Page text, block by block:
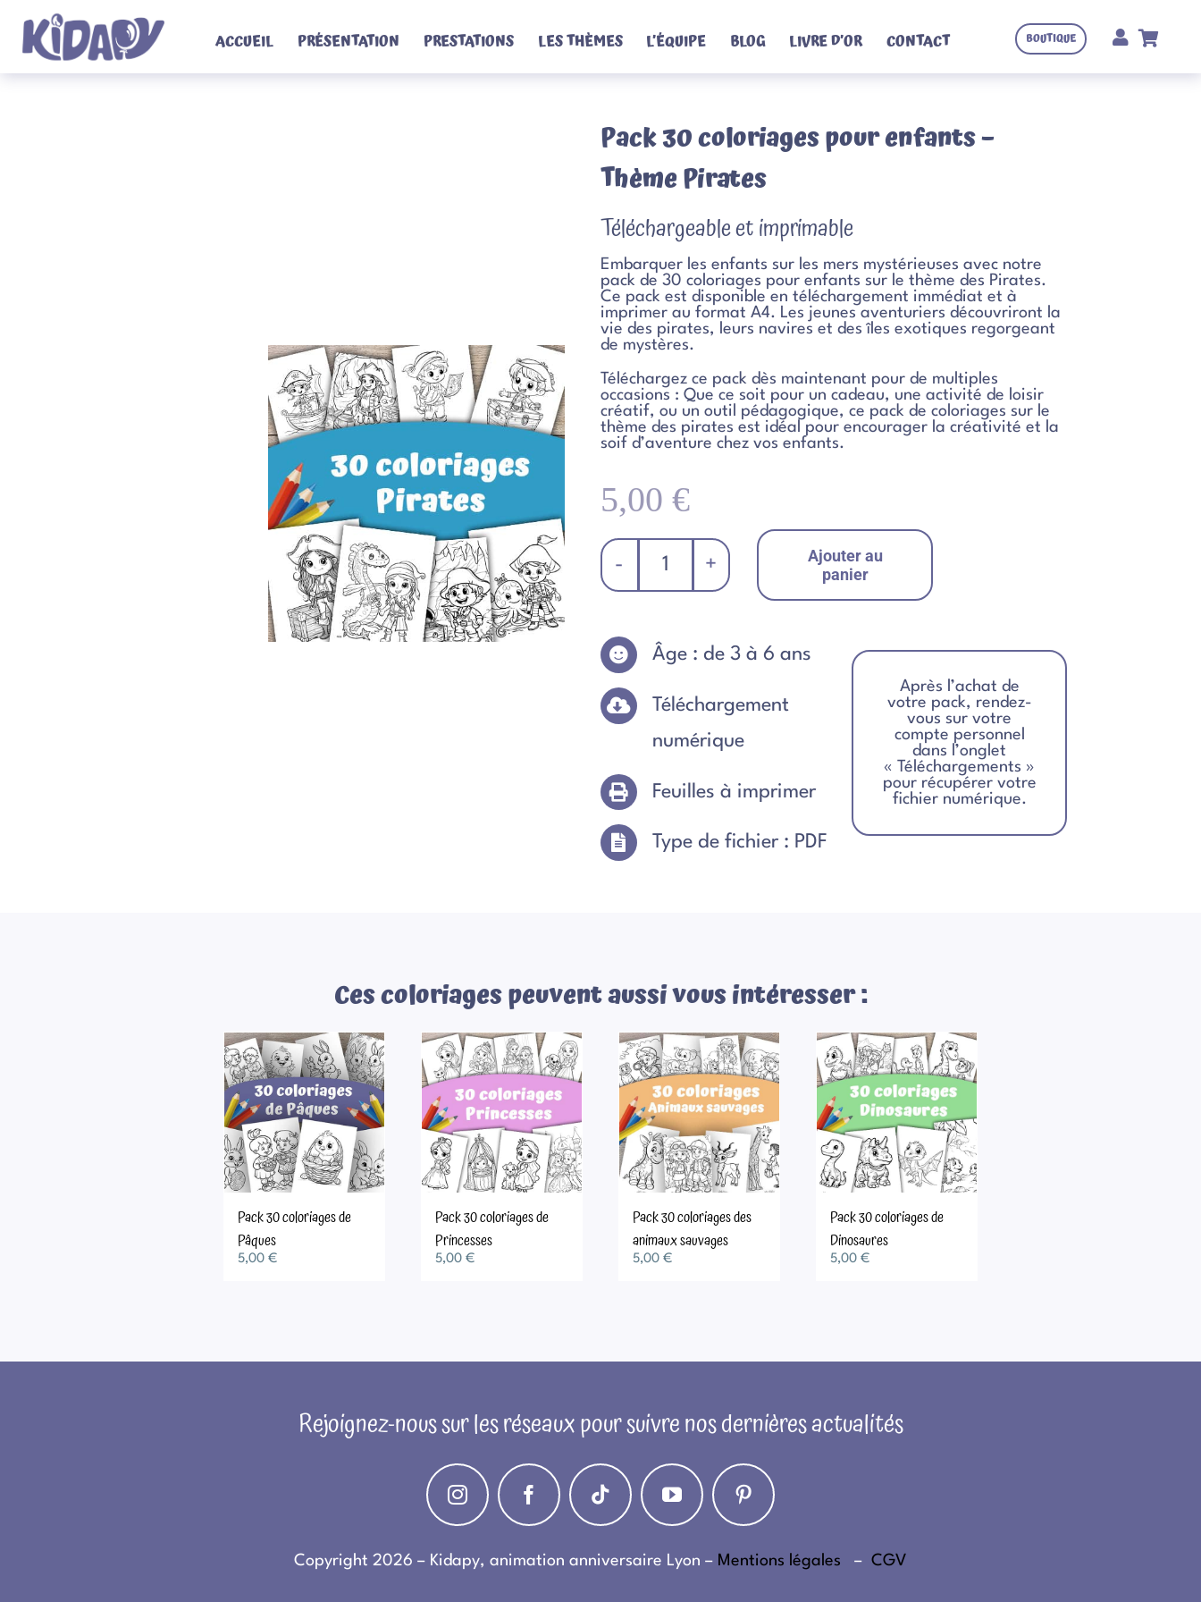
contenu
ACCUEIL PRÉSENTATION PRESTATIONS LES THÈMES L’ÉQUIPE BLOG LIVRE D’OR CONTACT BOUTIQUE
Pack 30 coloriages pour enfants –
Thème Pirates
Téléchargeable et imprimable
Embarquer les enfants sur les mers mystérieuses avec notre
pack de 30 coloriages pour enfants sur le thème des Pirates.
Ce pack est disponible en téléchargement immédiat et à
imprimer au format A4. Les jeunes aventuriers découvriront la
vie des pirates, leurs navires et des îles exotiques regorgeant
de mystères.
Téléchargez ce pack dès maintenant pour de multiples
occasions : Que ce soit pour un cadeau, une activité de loisir
créatif, ou un outil pédagogique, ce pack de coloriages sur le
thème des pirates est idéal pour encourager la créativité et la
soif d’aventure chez vos enfants.
5,00 €
quantité
de
coloriages
Pirates
Ajouter au
panier
Âge : de 3 à 6 ans
Téléchargement
numérique
Feuilles à imprimer
Type de fichier : PDF
Après l’achat de
votre pack, rendez-
vous sur votre
compte personnel
dans l’onglet
« Téléchargements »
pour récupérer votre
fichier numérique.
Ces coloriages peuvent aussi vous intéresser :
Pack 30 coloriages de
Pâques
5,00 €
Pack 30 coloriages de
Princesses
5,00 €
Pack 30 coloriages des
animaux sauvages
5,00 €
Pack 30 coloriages de
Dinosaures
5,00 €
Rejoignez-nous sur les réseaux pour suivre nos dernières actualités
Copyright 2026 – Kidapy, animation anniversaire Lyon – Mentions légales – CGV